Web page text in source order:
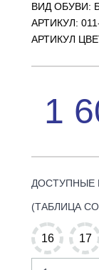
ВИД ОБУВИ:
АРТИКУЛ:
АРТИКУЛ
1
ДОСТУПНЫЕ
(ТАБЛИЦА
16 17